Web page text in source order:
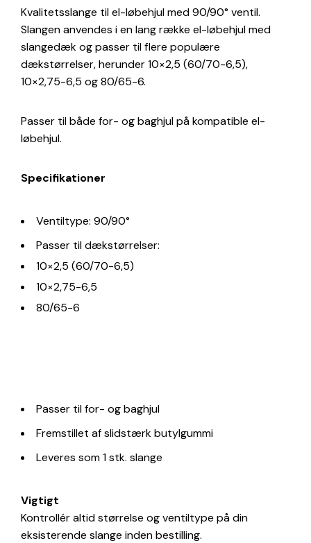
Kvalitetsslange til el-løbehjul med 90/90° ventil.
Slangen anvendes i en lang række el-løbehjul med
slangedæk og passer til flere populære
dækstørrelser, herunder 10×2,5 (60/70-6,5),
10×2,75-6,5 og 80/65-6.
Passer til både for- og baghjul på kompatible el-
løbehjul.
Specifikationer
Ventiltype: 90/90°
Passer til dækstørrelser:
10×2,5 (60/70-6,5)
10×2,75-6,5
80/65-6
Passer til for- og baghjul
Fremstillet af slidstærk butylgummi
Leveres som 1 stk. slange
Vigtigt
Kontrollér altid størrelse og ventiltype på din
eksisterende slange inden bestilling.